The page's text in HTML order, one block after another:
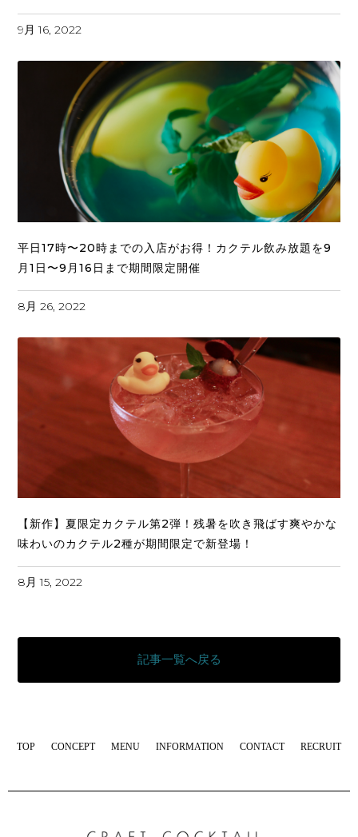
9月 16, 2022
平日17時〜20時までの入店がお得！カクテル飲み放題を9
月1日〜9月16日まで期間限定開催
8月 26, 2022
【新作】夏限定カクテル第2弾！残暑を吹き飛ばす爽やかな
味わいのカクテル2種が期間限定で新登場！
8月 15, 2022
記事一覧へ戻る
TOP CONCEPT MENU INFORMATION CONTACT RECRUIT